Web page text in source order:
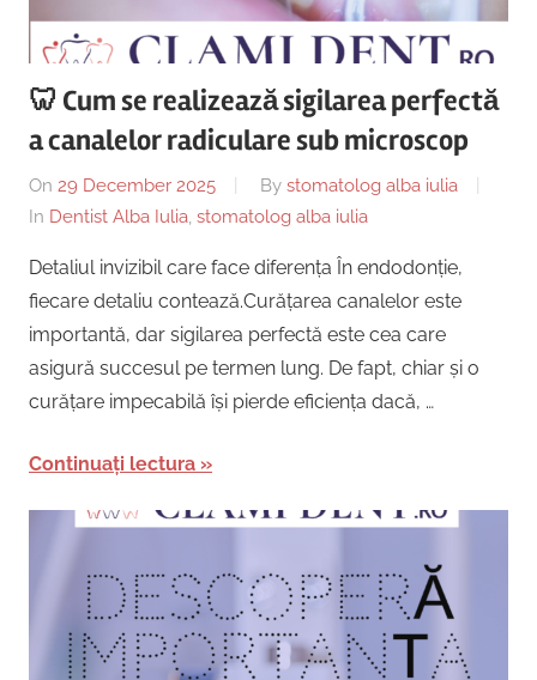
🦷 Cum se realizează sigilarea perfectă
a canalelor radiculare sub microscop
On 29 December 2025 By stomatolog alba iulia
In Dentist Alba Iulia, stomatolog alba iulia
Detaliul invizibil care face diferența În endodonție,
fiecare detaliu contează.Curățarea canalelor este
importantă, dar sigilarea perfectă este cea care
asigură succesul pe termen lung. De fapt, chiar și o
curățare impecabilă își pierde eficiența dacă, …
Continuați lectura